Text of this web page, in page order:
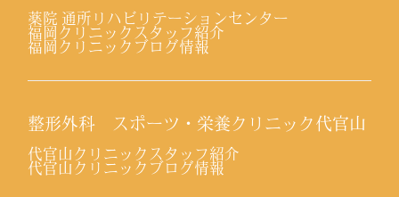
薬院 通所リハビリテーションセンター
福岡クリニックスタッフ紹介
福岡クリニックブログ情報
整形外科 スポーツ・栄養クリニック代官山
代官山クリニックスタッフ紹介
代官山クリニックブログ情報